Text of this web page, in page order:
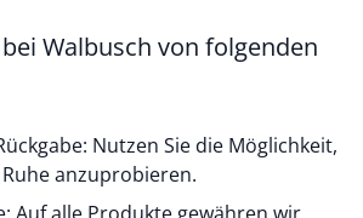
Walbusch von folgenden
Nutzen Sie die Möglichkeit,
anzuprobieren.